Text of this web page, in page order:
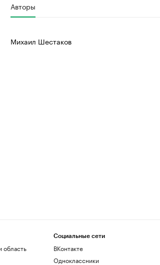
Авторы
Михаил Шестаков
область
Социальные сети
ВКонтакте
Одноклассники